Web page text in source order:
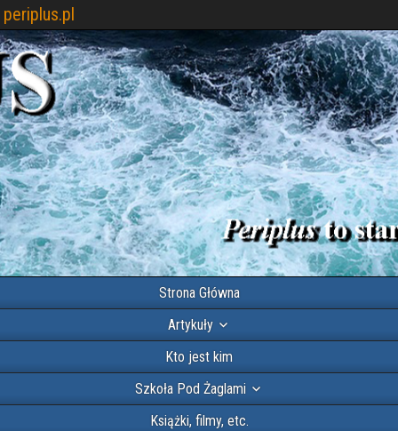
periplus.pl
Strona Główna
Artykuły
Kto jest kim
Szkoła Pod Żaglami
Książki, filmy, etc.